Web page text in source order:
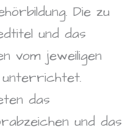
Die zu
und das
vom jeweiligen
das
und das